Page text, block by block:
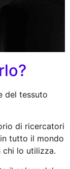
del tessuto
di ricercatori
tutto il mondo
chi lo utilizza.